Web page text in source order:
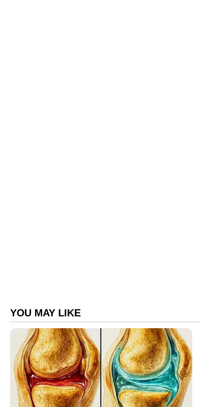
വൻ പിന്തുണയാണ് ആരാധകരിൽ നിന്നും
പാരമ്പര്യത്തെയും
ഒത്തൊരുമയാണ് ഇത് കാണിക്കുന്നതെന്നും
ഫ്രാൻസ്, സെനഗൽ, ഇറാഖ്
നോർവേ. ഏർലിംഗ് ഹാലണ്ട്, മാർട്ടിൻ
സുവർണ്ണ തലമുറയിൽ ആരാധകർക്ക്